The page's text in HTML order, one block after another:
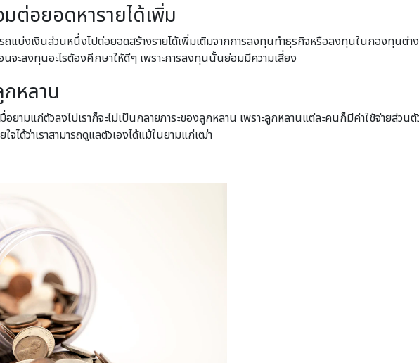
มต่อยอดหารายได้เพิ่ม
ถแบ่งเงินส่วนหนึ่งไปต่อยอดสร้างรายได้เพิ่มเติมจากการลงทุนทำธุรกิจหรือลงทุนในกองทุนต่าง
จะลงทุนอะไรต้องศึกษาให้ดีๆ เพราะการลงทุนนั้นย่อมมีความเสี่ยง
กหลาน
ยามแก่ตัวลงไปเราก็จะไม่เป็นกลายภาระของลูกหลาน เพราะลูกหลานแต่ละคนก็มีค่าใช้จ่ายส่ว
ใจได้ว่าเราสามารถดูแลตัวเองได้แม้ในยามแก่เฒ่า